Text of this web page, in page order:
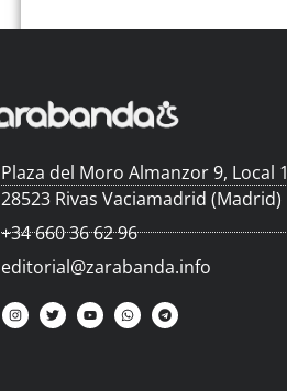
Plaza del Moro Almanzor 9, Local 1
28523 Rivas Vaciamadrid (Madrid)
+34 660 36 62 96
editorial@zarabanda.info